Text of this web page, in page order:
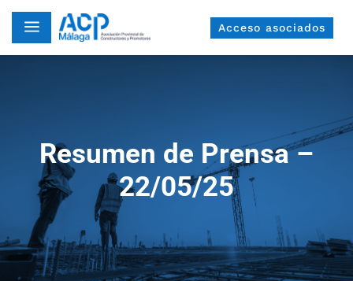
a Acceso asociados
Resumen de Prensa –
22/05/25